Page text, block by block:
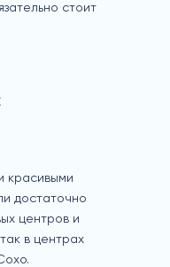
стоит
красивыми
достаточно
центров и
в центрах